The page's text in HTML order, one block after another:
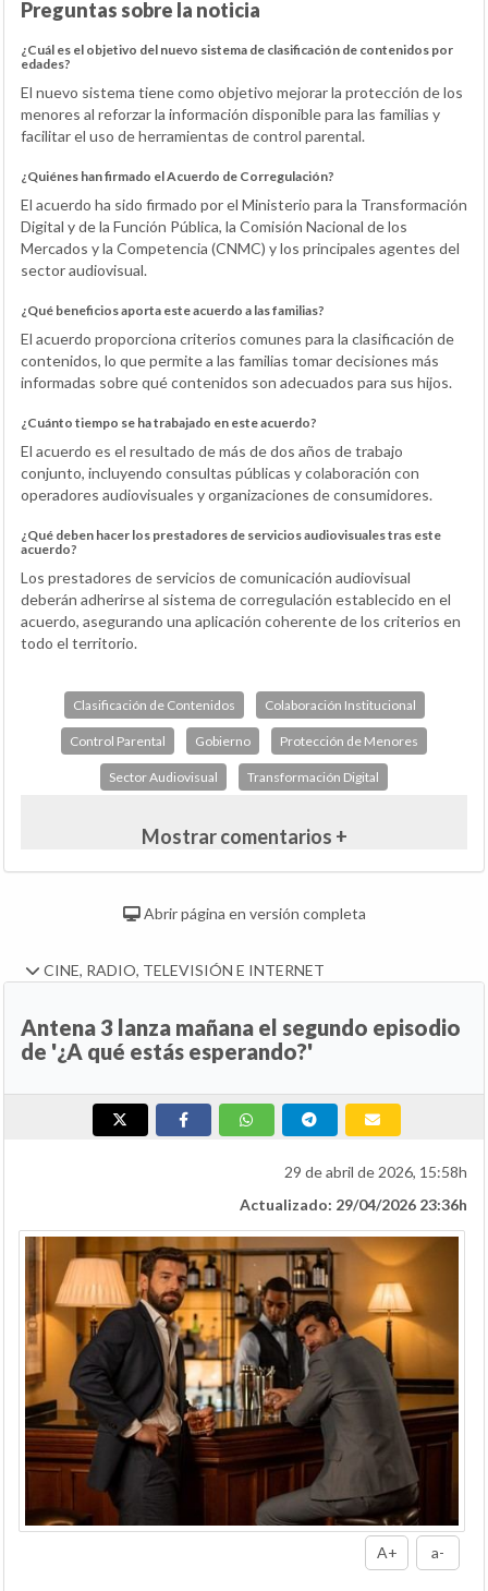
Preguntas sobre la noticia
¿Cuál es el objetivo del nuevo sistema de clasificación de contenidos por
edades?
El nuevo sistema tiene como objetivo mejorar la protección de los
menores al reforzar la información disponible para las familias y
facilitar el uso de herramientas de control parental.
¿Quiénes han firmado el Acuerdo de Corregulación?
El acuerdo ha sido firmado por el Ministerio para la Transformación
Digital y de la Función Pública, la Comisión Nacional de los
Mercados y la Competencia (CNMC) y los principales agentes del
sector audiovisual.
¿Qué beneficios aporta este acuerdo a las familias?
El acuerdo proporciona criterios comunes para la clasificación de
contenidos, lo que permite a las familias tomar decisiones más
informadas sobre qué contenidos son adecuados para sus hijos.
¿Cuánto tiempo se ha trabajado en este acuerdo?
El acuerdo es el resultado de más de dos años de trabajo
conjunto, incluyendo consultas públicas y colaboración con
operadores audiovisuales y organizaciones de consumidores.
¿Qué deben hacer los prestadores de servicios audiovisuales tras este
acuerdo?
Los prestadores de servicios de comunicación audiovisual
deberán adherirse al sistema de corregulación establecido en el
acuerdo, asegurando una aplicación coherente de los criterios en
todo el territorio.
Clasificación de Contenidos Colaboración Institucional
Control Parental Gobierno Protección de Menores
Sector Audiovisual Transformación Digital
Mostrar comentarios +
Abrir página en versión completa
CINE, RADIO, TELEVISIÓN E INTERNET
Antena 3 lanza mañana el segundo episodio
de '¿A qué estás esperando?'
29 de abril de 2026, 15:58h
Actualizado: 29/04/2026 23:36h
A+ a-